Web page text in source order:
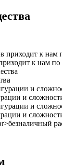
к нам по
и
и